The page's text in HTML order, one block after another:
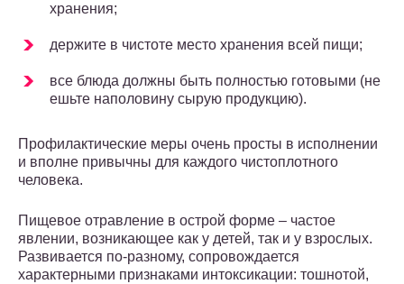
хранения;
держите в чистоте место хранения всей пищи;
все блюда должны быть полностью готовыми (не
ешьте наполовину сырую продукцию).
Профилактические меры очень просты в исполнении
и вполне привычны для каждого чистоплотного
человека.
Пищевое отравление в острой форме – частое
явлении, возникающее как у детей, так и у взрослых.
Развивается по-разному, сопровождается
характерными признаками интоксикации: тошнотой,